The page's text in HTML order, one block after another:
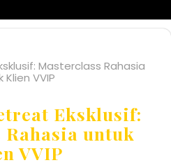
Eksklusif:
untuk
VVIP